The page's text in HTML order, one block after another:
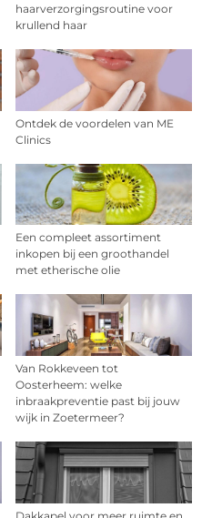
haarverzorgingsroutine voor
krullend haar
Ontdek de voordelen van ME
Clinics
Een compleet assortiment
inkopen bij een groothandel
met etherische olie
Van Rokkeveen tot
Oosterheem: welke
inbraakpreventie past bij jouw
wijk in Zoetermeer?